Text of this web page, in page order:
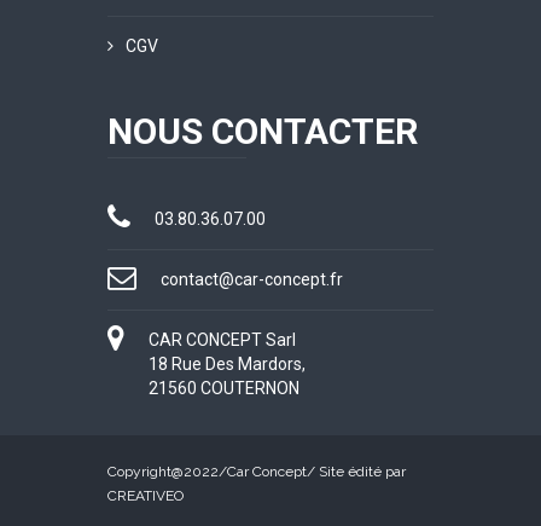
CGV
NOUS CONTACTER
03.80.36.07.00
contact@car-concept.fr
CAR CONCEPT Sarl
18 Rue Des Mardors,
21560 COUTERNON
Copyright@2022/Car Concept/ Site édité par
CREATIVEO